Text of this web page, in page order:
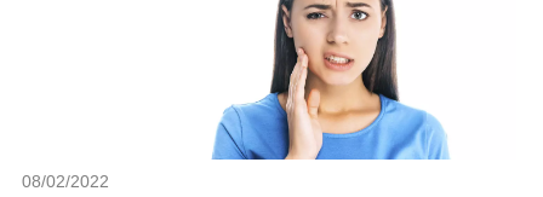
08/02/2022